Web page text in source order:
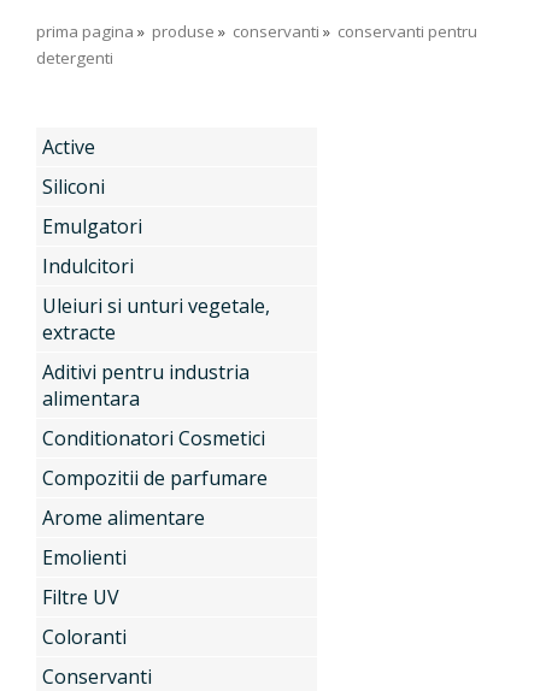
Siliconi
Emulgatori
Uleiuri si unturi vegetale, extracte
Noutati
prima pagina » produse » conservanti » conservanti pentru
detergenti
Active
Siliconi
Emulgatori
Indulcitori
Uleiuri si unturi vegetale,
extracte
Aditivi pentru industria
alimentara
Conditionatori Cosmetici
Compozitii de parfumare
Arome alimentare
Emolienti
Filtre UV
Coloranti
Conservanti